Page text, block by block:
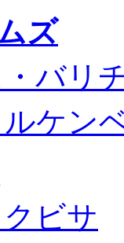
ズ
バリ
ケン
ビサ